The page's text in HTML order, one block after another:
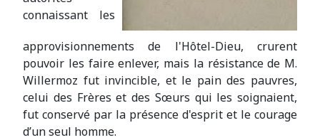
connaissant les
approvisionnements de l'Hôtel-Dieu, crurent
pouvoir les faire enlever, mais la résistance de M.
Willermoz fut invincible, et le pain des pauvres,
celui des Frères et des Sœurs qui les soignaient,
fut conservé par la présence d'esprit et le courage
d’un seul homme.